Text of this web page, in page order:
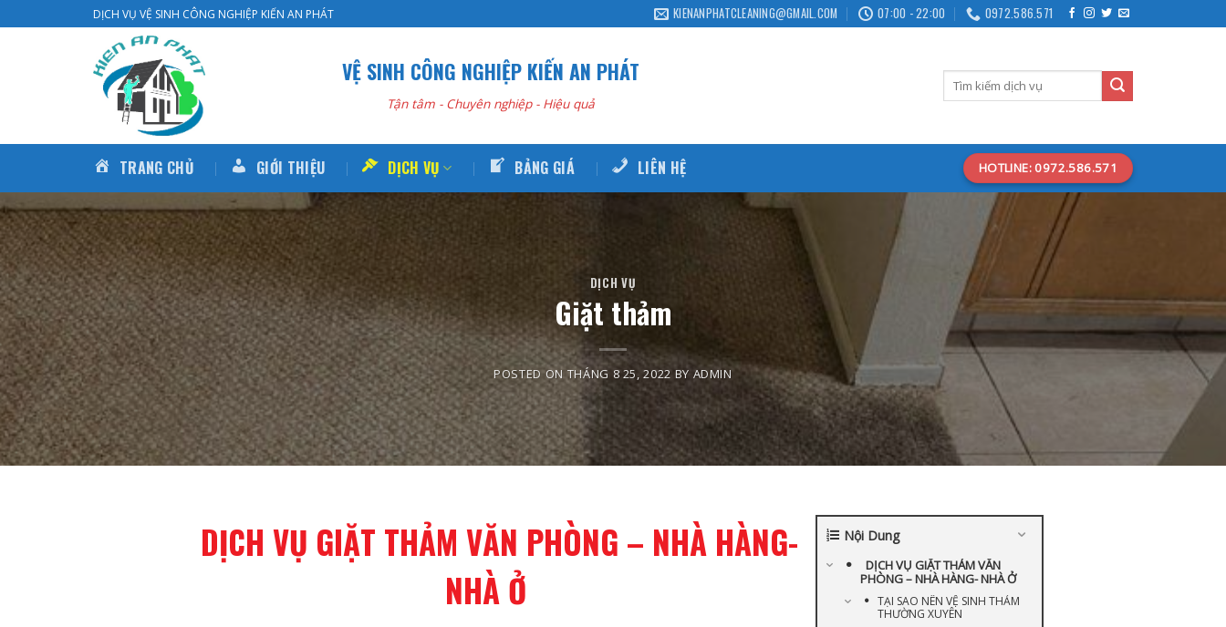
to
DỊCH VỤ VỆ SINH CÔNG NGHIỆP KIẾN AN PHÁT KIENANPHATCLEANING@GMAIL.COM 07:00 - 22:00 0972.586.571
VỆ SINH CÔNG NGHIỆP KIẾN AN PHÁT
Tận tâm - Chuyên nghiệp - Hiệu quả
TRANG CHỦ GIỚI THIỆU DỊCH VỤ BẢNG GIÁ LIÊN HỆ HOTLINE: 0972.586.571
DỊCH VỤ
Giặt thảm
POSTED ON THÁNG 8 25, 2022 BY ADMIN
Nội Dung
DỊCH VỤ GIẶT THẢM VĂN
PHÒNG – NHÀ HÀNG- NHÀ Ở
TẠI SAO NÊN VỆ SINH THẢM
THƯỜNG XUYÊN
DỊCH VỤ GIẶT THẢM VĂN PHÒNG – NHÀ HÀNG-
NHÀ Ở